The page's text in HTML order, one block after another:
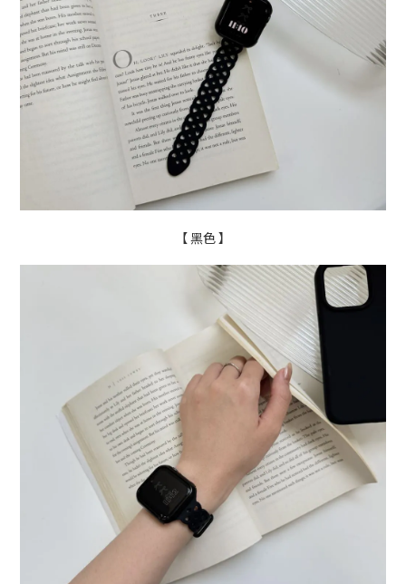
【 黑色 】